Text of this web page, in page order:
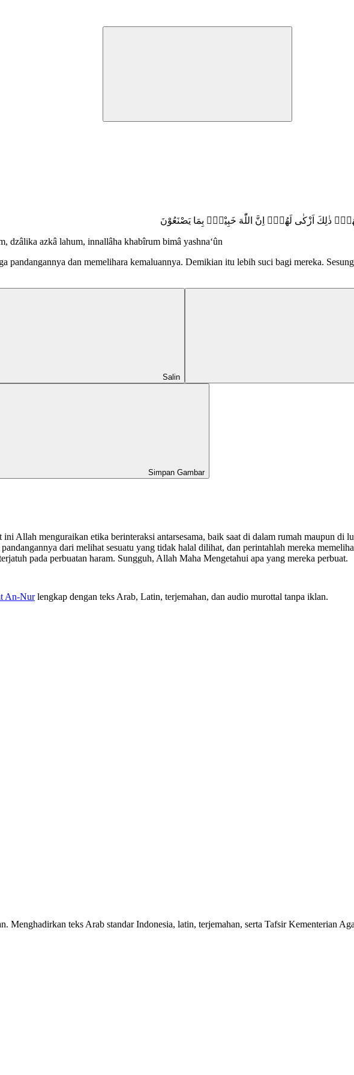
ذٰلِكَ اَزْكٰى لَهُمْۗ اِنَّ اللّٰهَ خَبِيْرٌۢ بِمَا يَصْنَعُوْنَ
azkâ lahum, innallâha khabîrum bimâ yashna‘ûn
pandangannya dan memelihara kemaluannya. Demikian itu lebih suci bagi mereka.
Salin
Simpan Gambar
Allah menguraikan etika berinteraksi antarsesama, baik saat di dalam rumah maupun di
dari melihat sesuatu yang tidak halal dilihat, dan perintahlah mereka
pada perbuatan haram. Sungguh, Allah Maha Mengetahui apa yang mereka perbuat.
An-Nurlengkap dengan teks Arab, Latin, terjemahan, dan audio murottal tanpa iklan.
Menghadirkan teks Arab standar Indonesia, latin, terjemahan, serta Tafsir Kementerian